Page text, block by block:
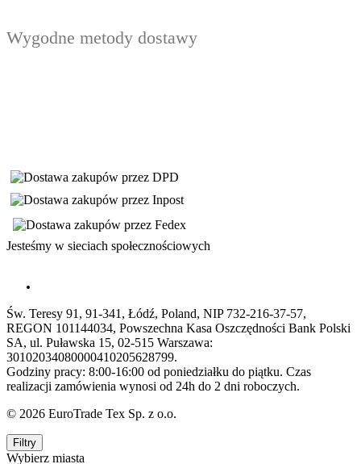
Wygodne metody dostawy
Jesteśmy w sieciach społecznościowych
Św. Teresy 91, 91-341, Łódź, Poland, NIP 732-216-37-57,
REGON 101144034, Powszechna Kasa Oszczędności Bank Polski
SA, ul. Puławska 15, 02-515 Warszawa:
30102034080000410205628799.
Godziny pracy: 8:00-16:00 od poniedziałku do piątku. Czas
realizacji zamówienia wynosi od 24h do 2 dni roboczych.
© 2026 EuroTrade Tex Sp. z o.o.
Filtry
Wybierz miasta